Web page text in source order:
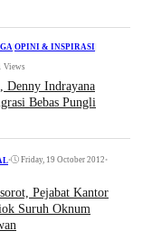
OPINI & INSPIRASI
Views
Indrayana
Bebas Pungli
• Friday, 19 October 2012 •
Pejabat Kantor
Oknum